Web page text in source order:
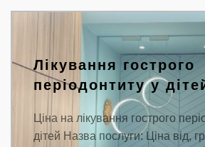
Лікування гострого
періодонтиту у
Ціна на лікування гострого
дітей Назва послуги: Ціна від,